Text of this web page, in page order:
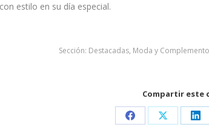
estilo en su día especial.
Sección: Destacadas, Moda y
Compartir este
Share Share